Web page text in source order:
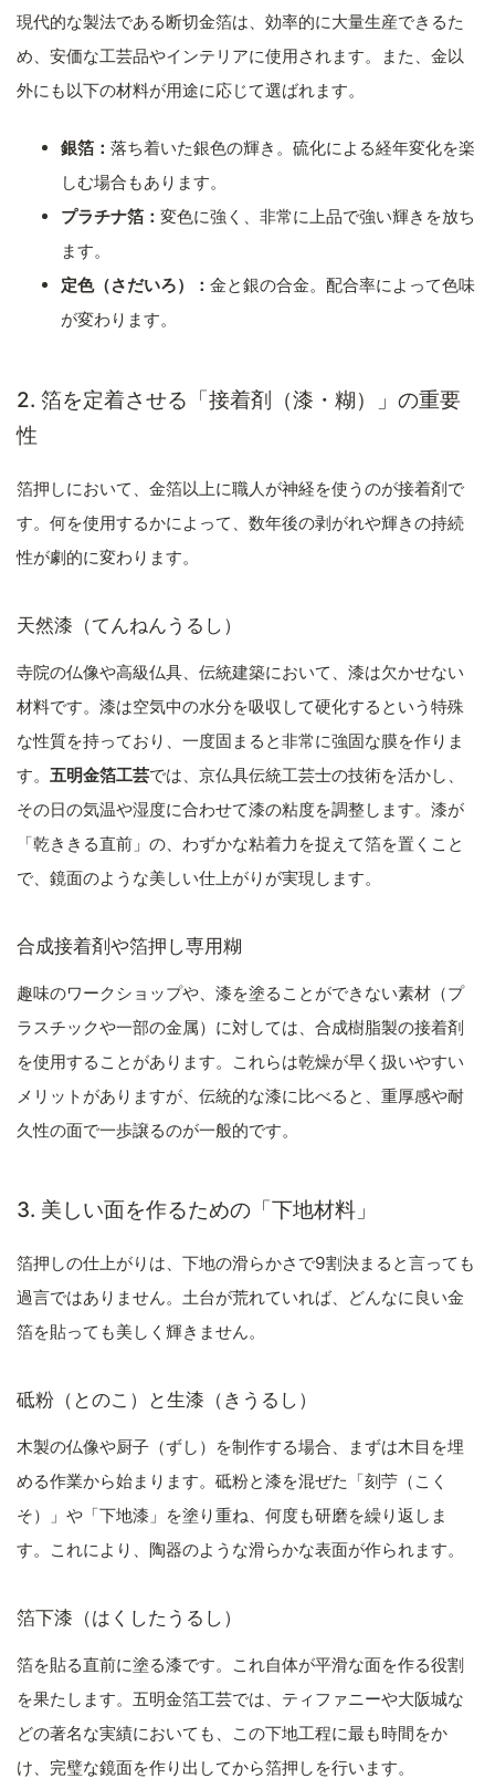
現代的な製法である断切金箔は、効率的に大量生産できるた
め、安価な工芸品やインテリアに使用されます。また、金以
外にも以下の材料が用途に応じて選ばれます。
銀箔： 落ち着いた銀色の輝き。硫化による経年変化を楽
しむ場合もあります。
プラチナ箔： 変色に強く、非常に上品で強い輝きを放ち
ます。
定色（さだいろ）： 金と銀の合金。配合率によって色味
が変わります。
2. 箔を定着させる「接着剤（漆・糊）」の重要
性
箔押しにおいて、金箔以上に職人が神経を使うのが接着剤で
す。何を使用するかによって、数年後の剥がれや輝きの持続
性が劇的に変わります。
天然漆（てんねんうるし）
寺院の仏像や高級仏具、伝統建築において、漆は欠かせない
材料です。漆は空気中の水分を吸収して硬化するという特殊
な性質を持っており、一度固まると非常に強固な膜を作りま
す。 五明金箔工芸では、京仏具伝統工芸士の技術を活かし、
その日の気温や湿度に合わせて漆の粘度を調整します。漆が
「乾ききる直前」の、わずかな粘着力を捉えて箔を置くこと
で、鏡面のような美しい仕上がりが実現します。
合成接着剤や箔押し専用糊
趣味のワークショップや、漆を塗ることができない素材（プ
ラスチックや一部の金属）に対しては、合成樹脂製の接着剤
を使用することがあります。これらは乾燥が早く扱いやすい
メリットがありますが、伝統的な漆に比べると、重厚感や耐
久性の面で一歩譲るのが一般的です。
3. 美しい面を作るための「下地材料」
箔押しの仕上がりは、下地の滑らかさで9割決まると言っても
過言ではありません。土台が荒れていれば、どんなに良い金
箔を貼っても美しく輝きません。
砥粉（とのこ）と生漆（きうるし）
木製の仏像や厨子（ずし）を制作する場合、まずは木目を埋
める作業から始まります。砥粉と漆を混ぜた「刻苧（こく
そ）」や「下地漆」を塗り重ね、何度も研磨を繰り返しま
す。これにより、陶器のような滑らかな表面が作られます。
箔下漆（はくしたうるし）
箔を貼る直前に塗る漆です。これ自体が平滑な面を作る役割
を果たします。五明金箔工芸では、ティファニーや大阪城な
どの著名な実績においても、この下地工程に最も時間をか
け、完璧な鏡面を作り出してから箔押しを行います。